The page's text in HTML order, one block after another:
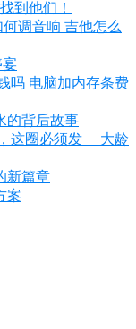
到他们！
调音响 吉他怎么
宴
吗 电脑加内存条费
的背后故事
这圈必须发__ 大龄
新篇章
案